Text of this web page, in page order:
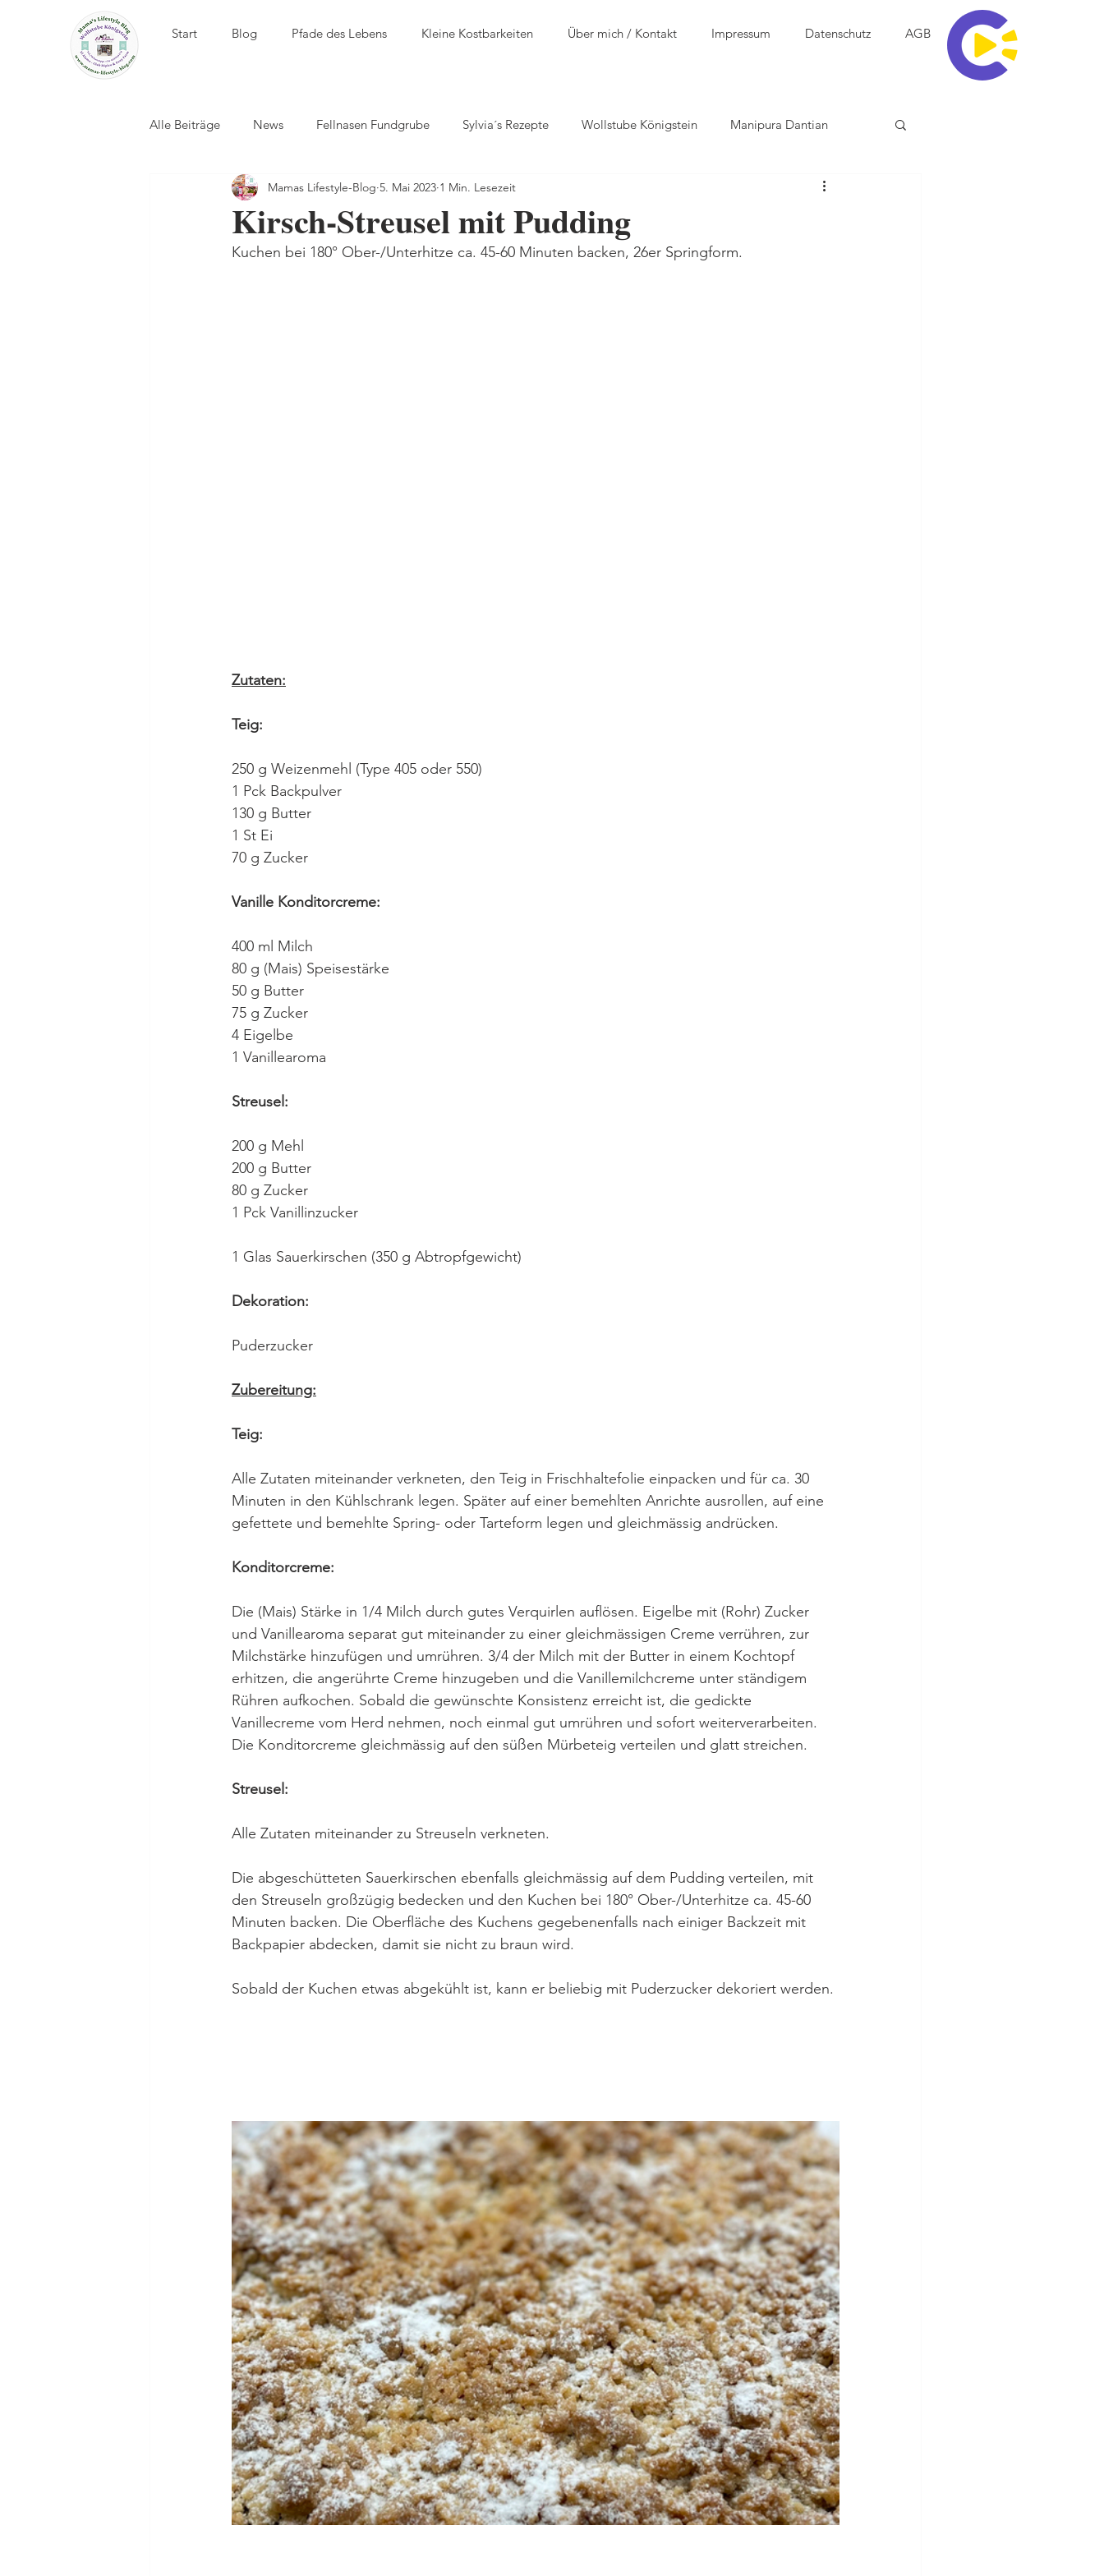
Start Blog Pfade des Lebens Kleine Kostbarkeiten Über mich / Kontakt Impressum Datenschutz AGB
Alle Beiträge News Fellnasen Fundgrube Sylvia´s Rezepte Wollstube Königstein Manipura Dantian
El Álamo - Club Hípico
Kirsch-Streusel mit Pudding
Mamas Lifestyle-Blog 5. Mai 2023 1 Min. Lesezeit
Kuchen bei 180° Ober-/Unterhitze ca. 45-60 Minuten backen, 26er Springform.
Zutaten:
Teig:
250 g Weizenmehl (Type 405 oder 550)
1 Pck Backpulver
130 g Butter
1 St Ei
70 g Zucker
Vanille Konditorcreme:
400 ml Milch
80 g (Mais) Speisestärke
50 g Butter
75 g Zucker
4 Eigelbe
1 Vanillearoma
Streusel:
200 g Mehl
200 g Butter
80 g Zucker
1 Pck Vanillinzucker
1 Glas Sauerkirschen (350 g Abtropfgewicht)
Dekoration:
Puderzucker
Zubereitung:
Teig:
Alle Zutaten miteinander verkneten, den Teig in Frischhaltefolie einpacken und für ca. 30
Minuten in den Kühlschrank legen. Später auf einer bemehlten Anrichte ausrollen, auf eine
gefettete und bemehlte Spring- oder Tarteform legen und gleichmässig andrücken.
Konditorcreme:
Die (Mais) Stärke in 1/4 Milch durch gutes Verquirlen auflösen. Eigelbe mit (Rohr) Zucker
und Vanillearoma separat gut miteinander zu einer gleichmässigen Creme verrühren, zur
Milchstärke hinzufügen und umrühren. 3/4 der Milch mit der Butter in einem Kochtopf
erhitzen, die angerührte Creme hinzugeben und die Vanillemilchcreme unter ständigem
Rühren aufkochen. Sobald die gewünschte Konsistenz erreicht ist, die gedickte
Vanillecreme vom Herd nehmen, noch einmal gut umrühren und sofort weiterverarbeiten.
Die Konditorcreme gleichmässig auf den süßen Mürbeteig verteilen und glatt streichen.
Streusel:
Alle Zutaten miteinander zu Streuseln verkneten.
Die abgeschütteten Sauerkirschen ebenfalls gleichmässig auf dem Pudding verteilen, mit
den Streuseln großzügig bedecken und den Kuchen bei 180° Ober-/Unterhitze ca. 45-60
Minuten backen. Die Oberfläche des Kuchens gegebenenfalls nach einiger Backzeit mit
Backpapier abdecken, damit sie nicht zu braun wird.
Sobald der Kuchen etwas abgekühlt ist, kann er beliebig mit Puderzucker dekoriert werden.